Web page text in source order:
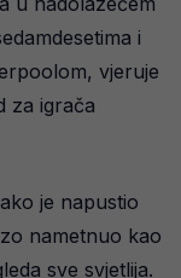
i
vjeruje
za igrača
je napustio
nametnuo kao
sve svjetlija.